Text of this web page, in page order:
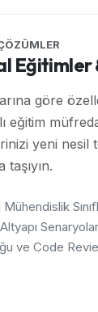
Eğitimler
göre
eğitim
yeni nesil
ve Code